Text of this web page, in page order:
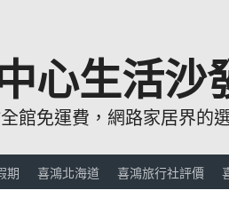
心生活沙
館免運費，網路家居界的
期 喜鴻北海道 喜鴻旅行社評價